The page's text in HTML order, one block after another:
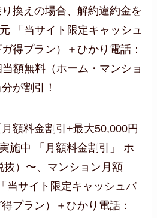
換えの場合、解約違約金を
「当サイト限定キャッシュ
得プラン）＋ひかり電話：
額無料（ホーム・マンショ
が割引！
額料金割引+最大50,000円
施中 「月額料金割引」 ホ
抜）〜、マンション月額
当サイト限定キャッシュバ
プラン）＋ひかり電話：